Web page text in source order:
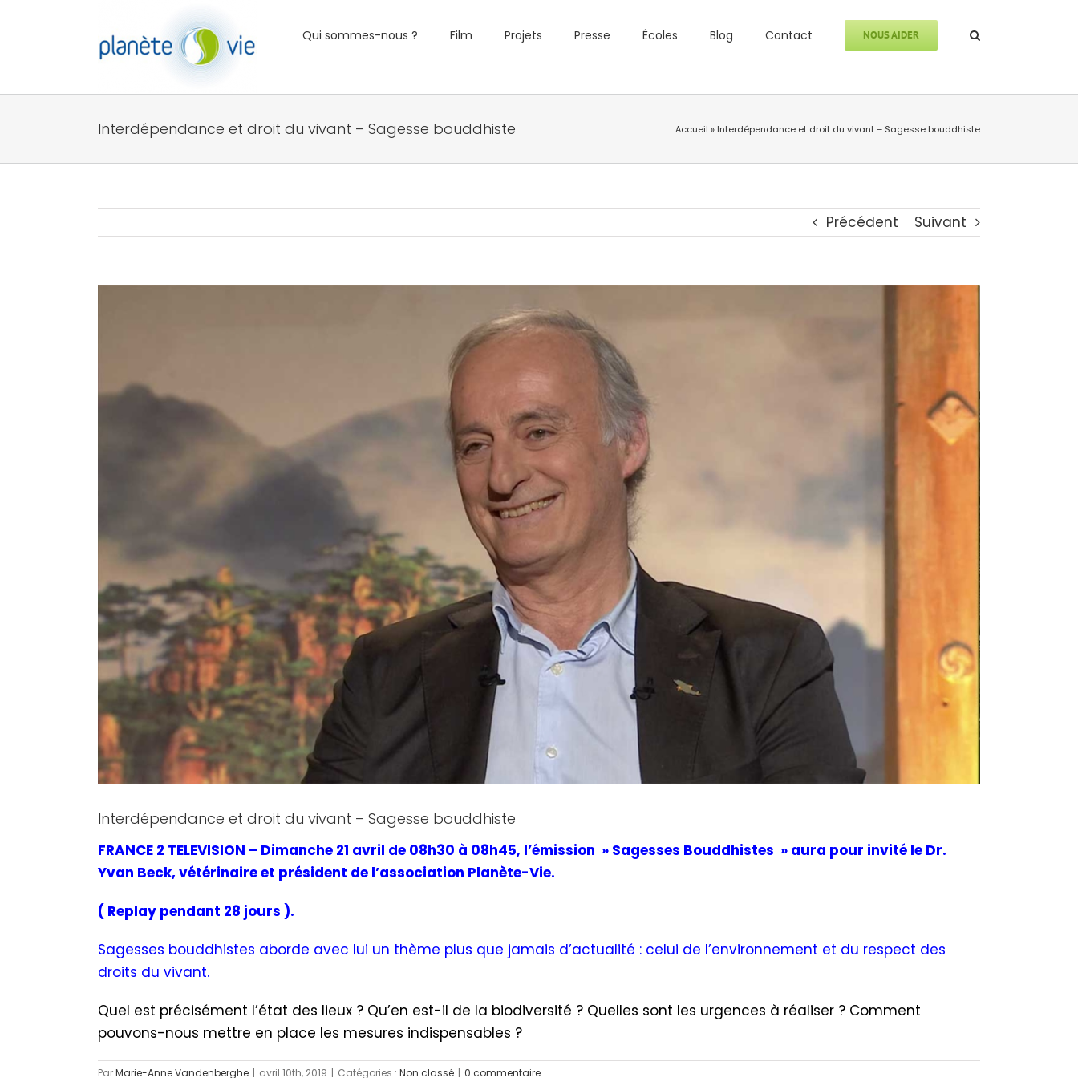
Qui sommes-nous ? Film Projets Presse Écoles Blog Contact NOUS AIDER
Interdépendance et droit du vivant – Sagesse bouddhiste Accueil » Interdépendance et droit du vivant – Sagesse bouddhiste
Précédent Suivant
Interdépendance et droit du vivant – Sagesse bouddhiste
FRANCE 2 TELEVISION – Dimanche 21 avril de 08h30 à 08h45, l’émission » Sagesses Bouddhistes » aura pour invité le Dr.
Yvan Beck, vétérinaire et président de l’association Planète-Vie.
( Replay pendant 28 jours ).
Sagesses bouddhistes aborde avec lui un thème plus que jamais d’actualité : celui de l’environnement et du respect des
droits du vivant.
Quel est précisément l’état des lieux ? Qu’en est-il de la biodiversité ? Quelles sont les urgences à réaliser ? Comment
pouvons-nous mettre en place les mesures indispensables ?
ParMarie-Anne Vandenberghe | avril 10th, 2019 | Catégories : Non classé | 0 commentaire